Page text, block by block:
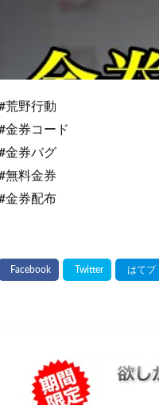
荒野行動
金券コード
金券バグ
無料金券
金券配布